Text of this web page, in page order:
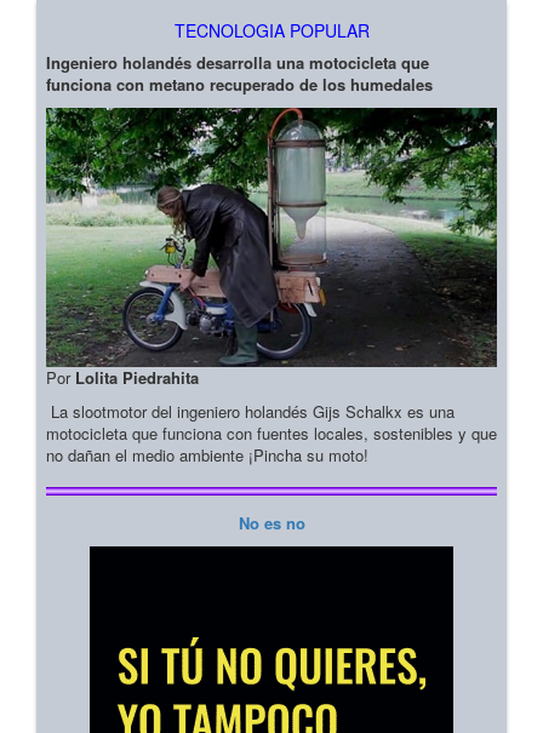
TECNOLOGIA POPULAR
Ingeniero holandés desarrolla una motocicleta que
funciona con metano recuperado de los humedales
Por Lolita Piedrahita
La slootmotor del ingeniero holandés Gijs Schalkx es una
motocicleta que funciona con fuentes locales, sostenibles y que
no dañan el medio ambiente ¡Pincha su moto!
No es no